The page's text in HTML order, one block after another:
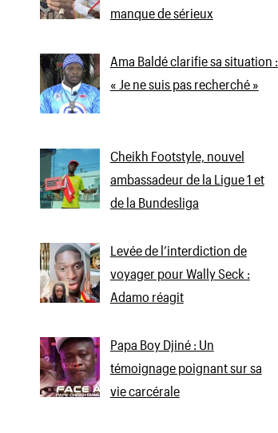
manque de sérieux
Ama Baldé clarifie sa situation :
« Je ne suis pas recherché »
Cheikh Footstyle, nouvel
ambassadeur de la Ligue 1 et
de la Bundesliga
Levée de l’interdiction de
voyager pour Wally Seck :
Adamo réagit
Papa Boy Djiné : Un
témoignage poignant sur sa
vie carcérale